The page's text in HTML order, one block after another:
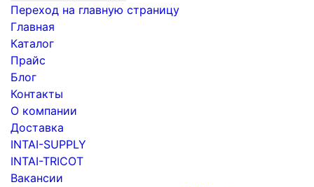
Переход на главную страницу
Главная
Каталог
Прайс
Блог
Контакты
О компании
Доставка
INTAI-SUPPLY
INTAI-TRICOT
Вакансии